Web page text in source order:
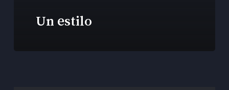
Un estilo